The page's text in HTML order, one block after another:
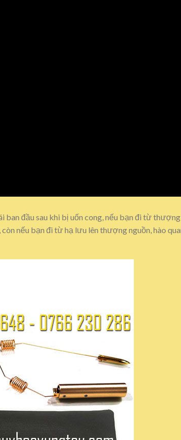
đầu sau khi bị uốn cong, nếu bạn đi từ
nếu bạn đi từ hạ lưu lên thượng nguồn, hào